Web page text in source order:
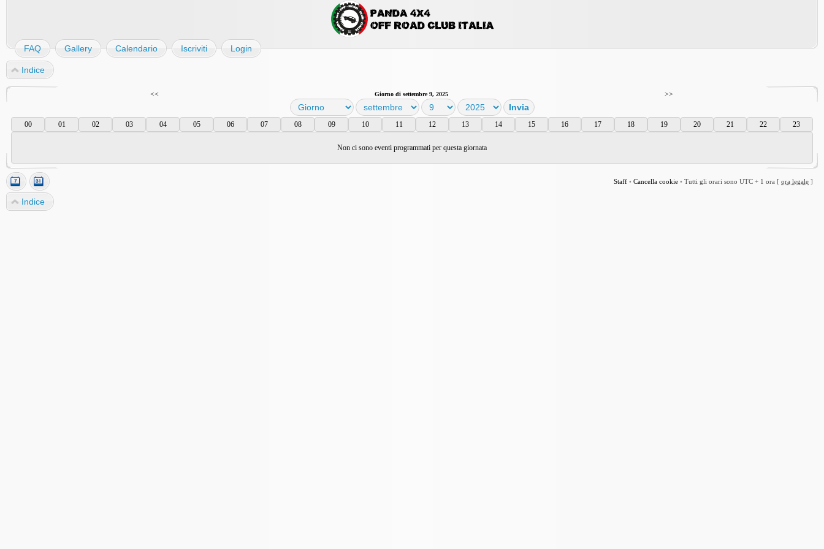
FAQ Gallery Calendario Iscriviti Login
Indice
<< Giorno di settembre 9, 2025 >>
00 01 02 03 04 05 06 07 08 09 10 11 12 13 14 15 16 17 18 19 20 21 22 23
Non ci sono eventi programmati per questa giornata
Staff • Cancella cookie • Tutti gli orari sono UTC + 1 ora [ ora legale ]
Indice